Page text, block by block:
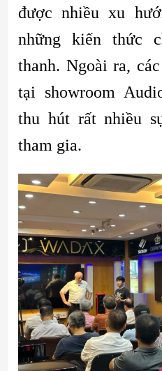
được nhiều xu
những kiến thức
thanh. Ngoài ra,
tại showroom
thu hút rất nhiều
tham gia.